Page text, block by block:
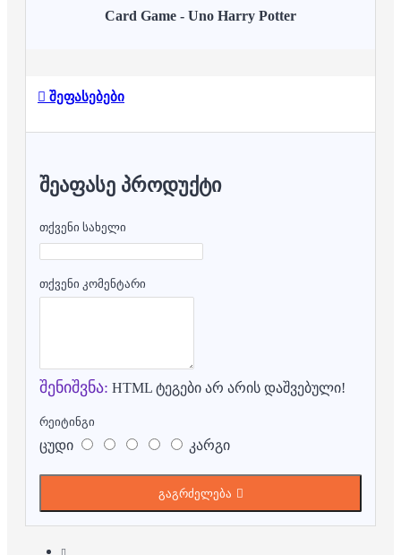
Card Game - Uno Harry Potter
შეფასებები
ᲨᲔᲐᲤᲐᲡᲔ ᲞᲠᲝᲓᲣᲥᲢᲘ
თქვენი სახელი
თქვენი კომენტარი
შენიშვნა: HTML ტეგები არ არის დაშვებული!
რეიტინგი
ცუდი კარგი
გაგრძელება